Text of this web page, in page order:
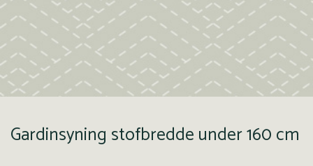
Gardinsyning stofbredde under 160 cm